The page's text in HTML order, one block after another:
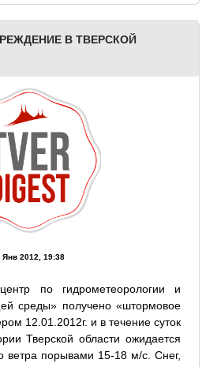
В ТВЕРСКОЙ
Янв 2012, 19:38
по гидрометеорологии и
среды» получено «штормовое
12.01.2012г. и в течение суток
Тверской области ожидается
ветра порывами 15-18 м/с. Снег,